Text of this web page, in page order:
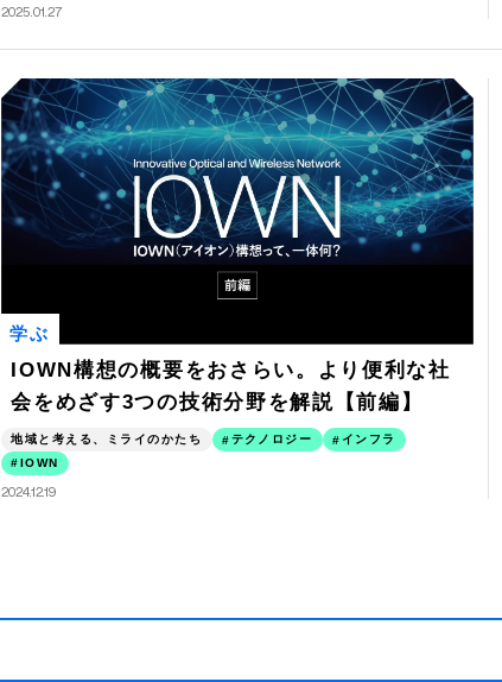
2025.01.27
学ぶ
IOWN構想の概要をおさらい。より便利な社
会をめざす3つの技術分野を解説【前編】
地域と考える、ミライのかたち テクノロジー
インフラ
IOWN
2024.12.19